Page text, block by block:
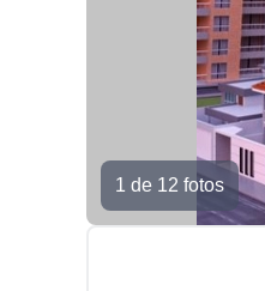
1 de 12 fotos